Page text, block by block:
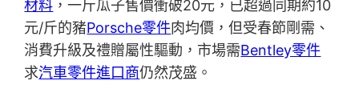
材料 ，一斤瓜子售價衝破20元，已超過同期約10
元/斤的豬Porsche零件肉均價，但受春節剛需、
消費升級及禮贈屬性驅動，市場需Bentley零件
求汽車零件進口商仍然茂盛。